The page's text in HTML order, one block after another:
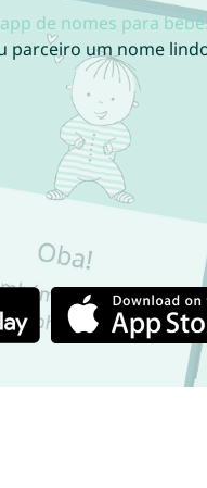
app de nomes para
parceiro um nome